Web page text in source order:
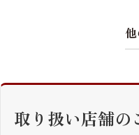
他
取り扱い店舗の